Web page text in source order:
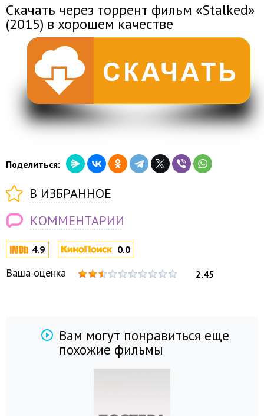
4.9 0.0
Ваша оценка 2.45
Скачать через торрент фильм «Stalked»
(2015) в хорошем качестве
Поделиться:
В ИЗБРАННОЕ
КОММЕНТАРИИ
Вам могут понравиться еще
похожие фильмы